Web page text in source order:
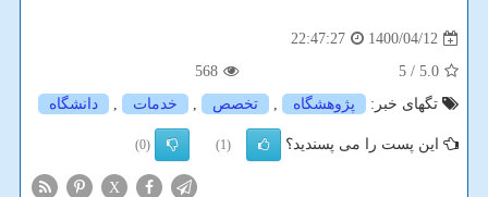
1400/04/12
22:47:27
5.0
/ 5
568
تگهای خبر:
پژوهشگاه , تخصص , خدمات , دانشگاه
این پست را می پسندید؟ (1)
(0)
X